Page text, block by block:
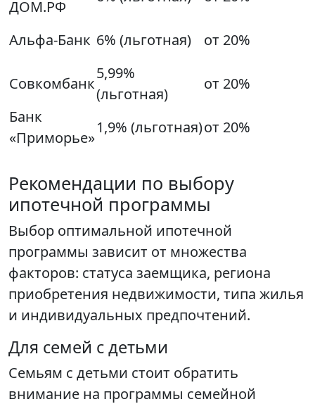
ДОМ.РФ
Альфа-Банк 6% (льготная) от 20%
Совкомбанк
5,99%
(льготная)
от 20%
Банк
«Приморье»
1,9% (льготная)от 20%
Рекомендации по выбору
ипотечной программы
Выбор оптимальной ипотечной
программы зависит от множества
факторов: статуса заемщика, региона
приобретения недвижимости, типа жилья
и индивидуальных предпочтений.
Для семей с детьми
Семьям с детьми стоит обратить
внимание на программы семейной